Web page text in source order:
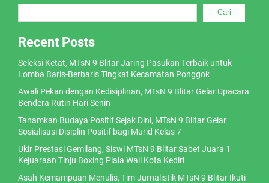
Cari
Recent Posts
Seleksi Ketat, MTsN 9 Blitar Jaring Pasukan Terbaik untuk
Lomba Baris-Berbaris Tingkat Kecamatan Ponggok
Awali Pekan dengan Kedisiplinan, MTsN 9 Blitar Gelar Upacara
Bendera Rutin Hari Senin
Tanamkan Budaya Positif Sejak Dini, MTsN 9 Blitar Gelar
Sosialisasi Disiplin Positif bagi Murid Kelas 7
Ukir Prestasi Gemilang, Siswi MTsN 9 Blitar Sabet Juara 1
Kejuaraan Tinju Boxing Piala Wali Kota Kediri
Asah Kemampuan Menulis, Tim Jurnalistik MTsN 9 Blitar Ikuti